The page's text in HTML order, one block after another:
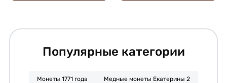
Популярные категории
Монеты 1771 года Медные монеты Екатерины 2